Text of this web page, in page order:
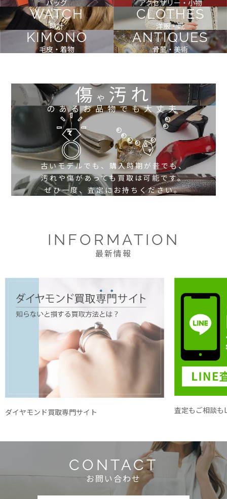
バッグ アクセサリー・小物
WATCH
時計
CLOTHES
洋服・靴
KIMONO
毛皮・着物
ANTIQUES
骨董・美術
傷や 汚れ
のあるお品物でも大丈夫
古いモデルでも、購入時期が昔でも、
汚れや傷があっても買取は可能です。
ぜひ一度、査定にお持ちください。
INFORMATION
最新情報
ダイヤモンド買取専門サイト 査定もご相談も
CONTACT
お問い合わせ